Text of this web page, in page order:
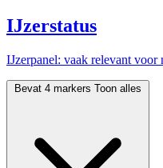
IJzerstatus
IJzerpanel: vaak relevant voor
Bevat 4 markers Toon alles